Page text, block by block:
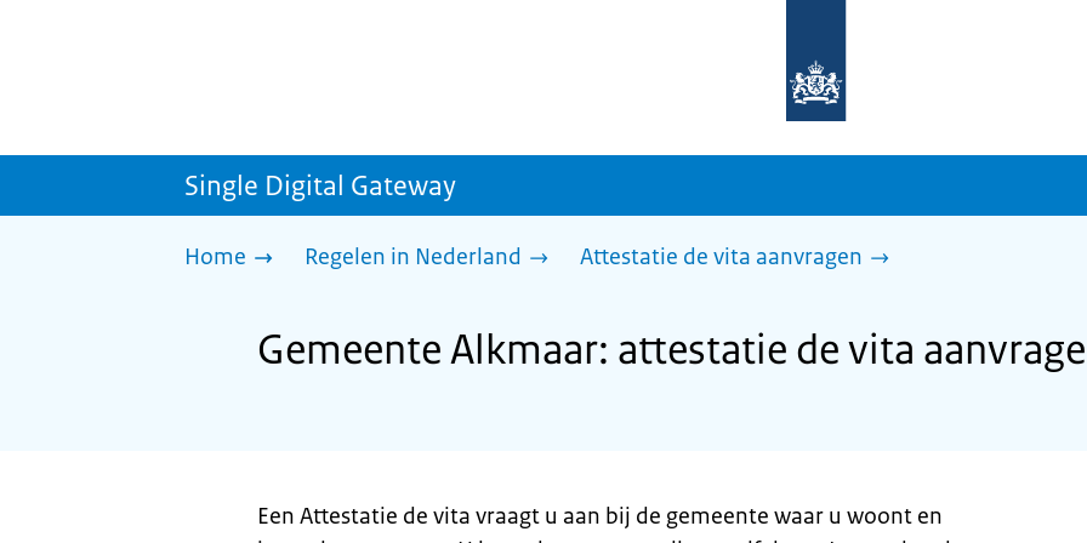
homepage
sdg.rijksoverheid.nl
Single Digital Gateway
Home Regelen in Nederland Attestatie de vita aanvragen
Gemeente Alkmaar: attestatie de vita
Een Attestatie de vita vraagt u aan bij de gemeente waar u woont en